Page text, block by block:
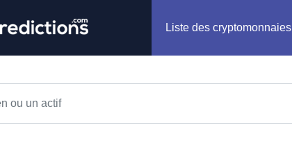
Liste des cryptomonnaies